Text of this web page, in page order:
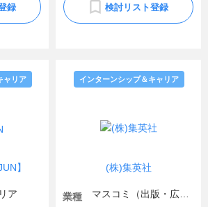
録 検討リスト登録
】
ャリア
ア
(株)集英社
インターンシップ＆キャリア
業種